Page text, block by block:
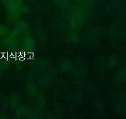
지식창고